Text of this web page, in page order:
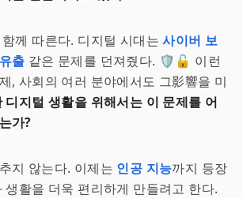
께 따른다. 디지털 시대는사이버 보
출 같은 문제를 던져줬다. 🛡️🔓 이런
, 사회의 여러 분야에서도 그影響을 미
디지털 생활을 위해서는 이 문제를 어
가?
지 않는다. 이제는 인공 지능까지 등장
생활을 더욱 편리하게 만들려고 한다.